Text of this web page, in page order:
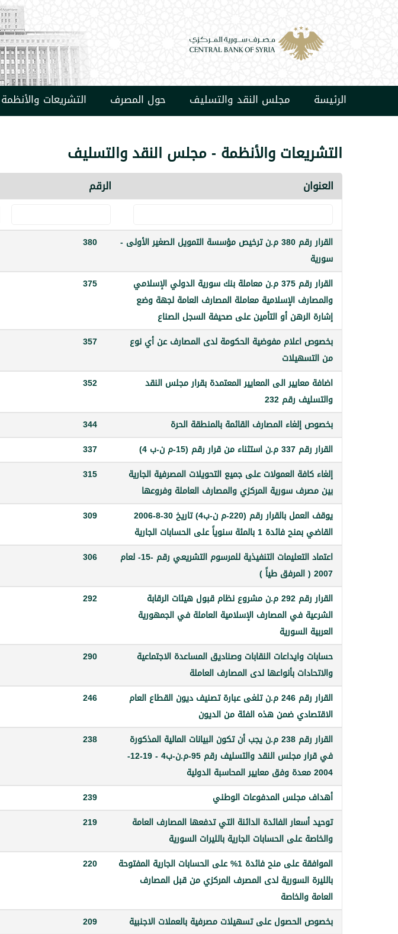
الرئيسة مجلس النقد والتسليف حول المصرف التشريعات والأنظمة
التشريعات والأنظمة - مجلس النقد والتسليف
العنوان الرقم
القرار رقم 380 م.ن ترخيص مؤسسة التمويل الصغير الأولى -
سورية
380
القرار رقم 375 م.ن معاملة بنك سورية الدولي الإسلامي
والمصارف الإسلامية معاملة المصارف العامة لجهة وضع
إشارة الرهن أو التأمين على صحيفة السجل الصناع
375
بخصوص اعلام مفوضية الحكومة لدى المصارف عن أي نوع
من التسهيلات
357
اضافة معايير الى المعايير المعتمدة بقرار مجلس النقد
والتسليف رقم 232
352
بخصوص إلغاء المصارف القائمة بالمنطقة الحرة 344
القرار رقم 337 م.ن استثناء من قرار رقم (15-م ن-ب 4)
337
إلغاء كافة العمولات على جميع التحويلات المصرفية الجارية
بين مصرف سورية المركزي والمصارف العاملة وفروعها
315
يوقف العمل بالقرار رقم (220-م ن-ب4) تاريخ 30-8-2006
القاضي بمنح فائدة 1 بالمئة سنوياً على الحسابات الجارية
309
اعتماد التعليمات التنفيذية للمرسوم التشريعي رقم -15- لعام
2007 ( المرفق طياً )
306
القرار رقم 292 م.ن مشروع نظام قبول هيئات الرقابة
الشرعية في المصارف الإسلامية العاملة في الجمهورية
العربية السورية
292
حسابات وايداعات النقابات وصناديق المساعدة الاجتماعية
والاتحادات بأنواعها لدى المصارف العاملة
290
القرار رقم 246 م.ن تلغى عبارة تصنيف ديون القطاع العام
الاقتصادي ضمن هذه الفئة من الديون
246
القرار رقم 238 م.ن يجب أن تكون البيانات المالية المذكورة
في قرار مجلس النقد والتسليف رقم 95-م.ن-ب4 - 19-12-
2004 معدة وفق معايير المحاسبة الدولية
238
أهداف مجلس المدفوعات الوطني 239
توحيد أسعار الفائدة الدائنة التي تدفعها المصارف العامة
والخاصة على الحسابات الجارية بالليرات السورية
219
الموافقة على منح فائدة 1% على الحسابات الجارية المفتوحة
بالليرة السورية لدى المصرف المركزي من قبل المصارف
العامة والخاصة
220
بخصوص الحصول على تسهيلات مصرفية بالعملات الاجنبية 209